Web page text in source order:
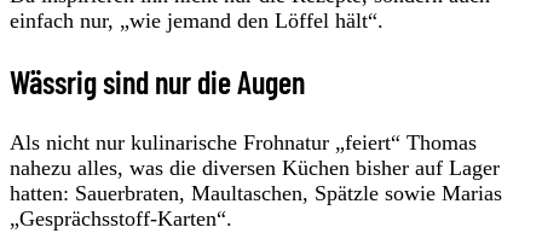
einfach nur, „wie jemand den Löffel hält“.
Wässrig sind nur die Augen
Als nicht nur kulinarische Frohnatur „feiert“ Thomas
nahezu alles, was die diversen Küchen bisher auf Lager
hatten: Sauerbraten, Maultaschen, Spätzle sowie Marias
„Gesprächsstoff-Karten“.